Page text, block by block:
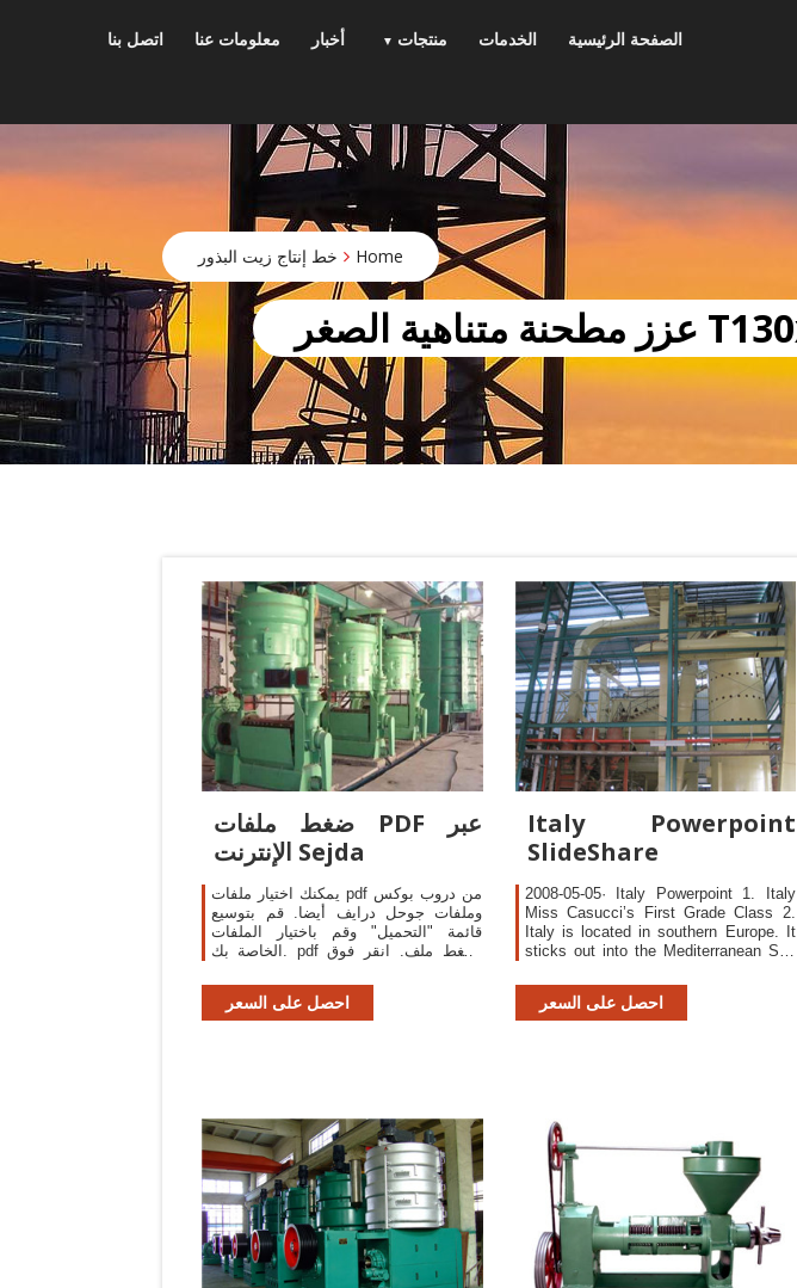
الصفحة الرئيسية الخدمات منتجات أخبار معلومات عنا اتصل بنا
Home خط إنتاج زيت البذور
ضغط ملفات PDF عبر
الإنترنت Sejda
يمكنك اختيار ملفات pdf من دروب بوكس
وملفات جوحل درايف أيضا. قم بتوسيع
قائمة "التحميل" وقم باختيار الملفات
الخاصة بك. pdf اضغط ملف. انقر فوق
المضغوط الخاص بك. أو انقر
احصل على السعر
Italy Powerpoint
SlideShare
2008-05-05· Italy Powerpoint 1. Italy
Miss Casucci’s First Grade Class 2.
Italy is located in southern Europe. It
sticks out into the Mediterranean Sea
hours to fly from New York to Italy. If
you leave New York at 9:00 at night
احصل على السعر